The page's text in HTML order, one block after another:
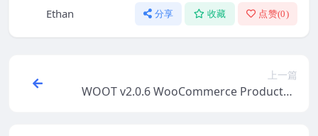
Ethan 分享 收藏 点赞(0)
上一篇
WOOT v2.0.6 WooCommerce Products T